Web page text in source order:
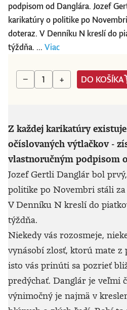
podpisom od Danglára. Jozef
karikatúry o politike po
doteraz. V Denníku N kreslí do
týždňa. ... Viac
− + DO KOŠÍKA
Z každej karikatúry
očíslovaných výtlačkov -
vlastnoručným podpisom
Jozef Gertli Danglár bol
politike po Novembri stáli
V Denníku N kreslí do
týždňa.
Niekedy vás rozosmeje,
vynásobí zlosť, ktorú mate z
isto vás prinúti sa pozrieť
predýchať. Danglár je veľmi
výnimočný je najmä v